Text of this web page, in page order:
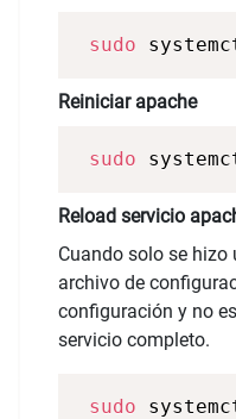
sudo
Reiniciar apache
sudo
Reload servicio
Cuando solo se
archivo de
configuración y no
servicio completo.
sudo